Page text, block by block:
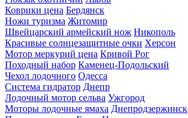
Коврики цена Бердянск
Ножи туризма Житомир
Швейцарский армейский нож Никополь
Красивые солнцезащитные очки Херсон
Мотор меркурий цена Кривой Рог
Походный набор Каменец-Подольский
Чехол лодочного Одесса
Система гидратор Днепр
Лодочный мотор сельва Ужгород
Моторы лодочные ямаха Днепродзержинск